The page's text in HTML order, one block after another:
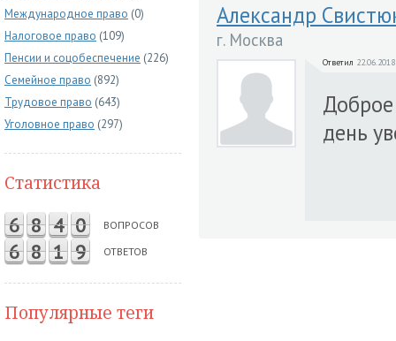
Международное право (0)
Налоговое право (109)
Пенсии и соцобеспечение (226)
Семейное право (892)
Трудовое право (643)
Уголовное право (297)
Статистика
6 8 4 0 ВОПРОСОВ
6 8 1 9 ОТВЕТОВ
Популярные теги
Александр
г. Москва
Ответил
день